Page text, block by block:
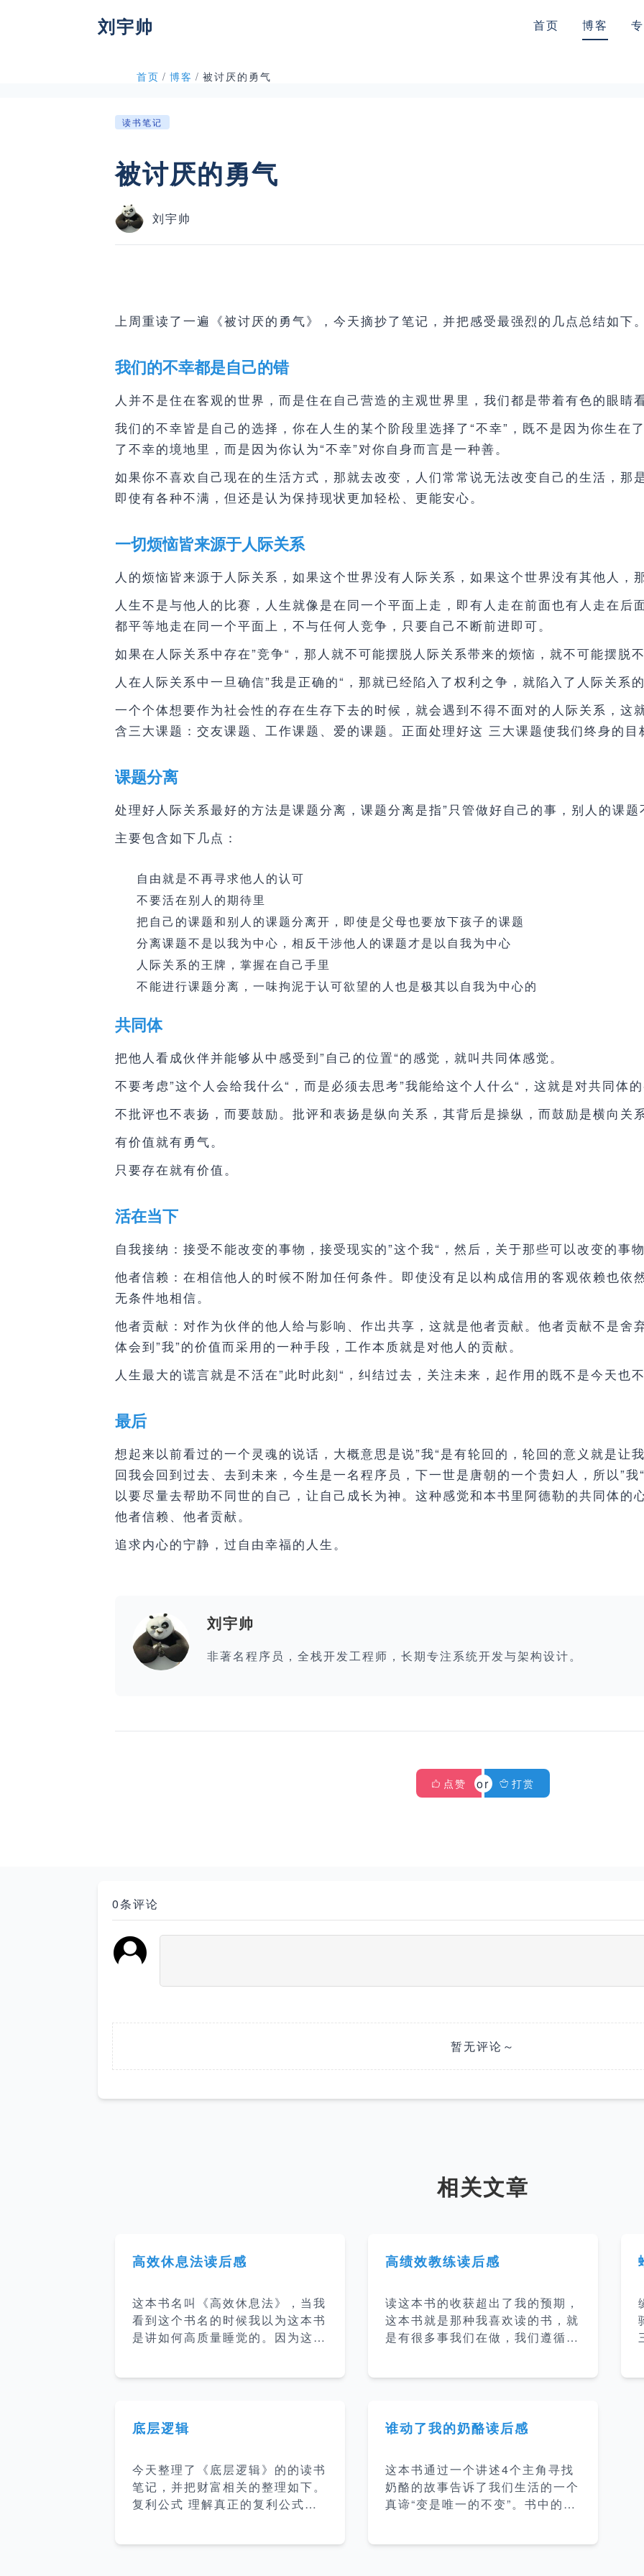
刘宇帅 首页 博客
首页 / 博客 / 被讨厌的勇气
读书笔记
被讨厌的勇气
刘宇帅
上周重读了一遍《被讨厌的勇气》，今天摘抄了笔记，并把感受最强烈的几点总结如下
我们的不幸都是自己的错
人并不是住在客观的世界，而是住在自己营造的主观世界里，我们都是带着有色的眼睛
我们的不幸皆是自己的选择，你在人生的某个阶段里选择了“不幸”，既不是因为你生在
了不幸的境地里，而是因为你认为“不幸”对你自身而言是一种善。
如果你不喜欢自己现在的生活方式，那就去改变，人们常常说无法改变自己的生活，那
即使有各种不满，但还是认为保持现状更加轻松、更能安心。
一切烦恼皆来源于人际关系
人的烦恼皆来源于人际关系，如果这个世界没有人际关系，如果这个世界没有其他人，
人生不是与他人的比赛，人生就像是在同一个平面上走，即有人走在前面也有人走在后
都平等地走在同一个平面上，不与任何人竞争，只要自己不断前进即可。
如果在人际关系中存在”竞争“，那人就不可能摆脱人际关系带来的烦恼，就不可能摆脱
人在人际关系中一旦确信”我是正确的“，那就已经陷入了权利之争，就陷入了人际关系
一个个体想要作为社会性的存在生存下去的时候，就会遇到不得不面对的人际关系，这
含三大课题：交友课题、工作课题、爱的课题。正面处理好这 三大课题使我们终身的目
课题分离
处理好人际关系最好的方法是课题分离，课题分离是指”只管做好自己的事，别人的课题
主要包含如下几点：
自由就是不再寻求他人的认可
不要活在别人的期待里
把自己的课题和别人的课题分离开，即使是父母也要放下孩子的课题
分离课题不是以我为中心，相反干涉他人的课题才是以自我为中心
人际关系的王牌，掌握在自己手里
不能进行课题分离，一味拘泥于认可欲望的人也是极其以自我为中心的
共同体
把他人看成伙伴并能够从中感受到”自己的位置“的感觉，就叫共同体感觉。
不要考虑”这个人会给我什么“，而是必须去思考”我能给这个人什么“，这就是对共同体
不批评也不表扬，而要鼓励。批评和表扬是纵向关系，其背后是操纵，而鼓励是横向关
有价值就有勇气。
只要存在就有价值。
活在当下
自我接纳：接受不能改变的事物，接受现实的”这个我“，然后，关于那些可以改变的事
他者信赖：在相信他人的时候不附加任何条件。即使没有足以构成信用的客观依赖也依
无条件地相信。
他者贡献：对作为伙伴的他人给与影响、作出共享，这就是他者贡献。他者贡献不是舍
体会到”我”的价值而采用的一种手段，工作本质就是对他人的贡献。
人生最大的谎言就是不活在”此时此刻“，纠结过去，关注未来，起作用的既不是今天也
最后
想起来以前看过的一个灵魂的说话，大概意思是说”我“是有轮回的，轮回的意义就是让
回我会回到过去、去到未来，今生是一名程序员，下一世是唐朝的一个贵妇人，所以”
以要尽量去帮助不同世的自己，让自己成长为神。这种感觉和本书里阿德勒的共同体的
他者信赖、他者贡献。
追求内心的宁静，过自由幸福的人生。
刘宇帅
非著名程序员，全栈开发工程师，长期专注系统开发与架构设计。
点赞 打赏
0条评论
暂无评论～
相关文章
高效休息法读后感
这本书名叫《高效休息法》，当我
看到这个书名的时候我以为这本书
是讲如何高质量睡觉的。因为这两
己的睡眠。 大脑疲劳 这本书把疲
累分为大脑疲劳和身体疲劳，而睡
也无法解决大脑疲劳。大脑疲劳和
身体疲劳有着根本性的差异，即使
发呆，怠速运转的大脑仍然会消耗
脑疲劳在不知不觉中不断积累。一
高绩效教练读后感
读这本书的收获超出了我的预期，
这本书就是那种我喜欢读的书，就
是有很多事我们在做，我们遵循着
方法论，这本书就是在讲我们如何
帮助他人把潜能释放出来，帮助他
的教练他人。 原本以为教练就是
教练他人，这本书里讲到教练是一
种领导和管理的方式，一种对待他
存在的方式。 强有力的问题 告知
底层逻辑
今天整理了《底层逻辑》的的读书
笔记，并把财富相关的整理如下。
复利公式 理解真正的复利公式以
谁动了我的奶酪读后感
这本书通过一个讲述4个主角寻找
奶酪的故事告诉了我们生活的一个
真谛“变是唯一的不变”。书中的故